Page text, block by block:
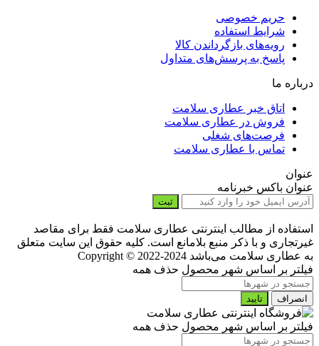
حریم خصوصی
شرایط استفاده
رویه‌های بازگرداندن کالا
پاسخ به پرسش‌های متداول
درباره ما
اتاق خبر عطاری سلامت
فروش در عطاری سلامت
فرصت‌های شغلی
تماس با عطاری سلامت
عنوان
عنوان باکس خبرنامه
ثبت
استفاده از مطالب اینترنتی عطاری سلامت فقط برای مقاصد
غیرتجاری و با ذکر منبع بلامانع است. کلیه حقوق این سایت متعلق
به عطاری سلامت می‌باشد Copyright © 2022-2024
فیلتر بر اساس شهر محصول حذف همه
انصراف تایید
فیلتر بر اساس شهر محصول حذف همه